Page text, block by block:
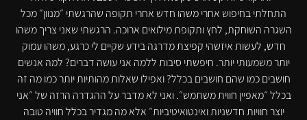
התחלתי בחיפוש אחרי משהו חדש אחרי תקופה שהרגשתי ״מנוון״ מכל
השגרה השוחקת, לחץ ותקופת מילואים ארוכה. הרגשתי שאני צריך משהו
חדש, לעשות איזשהי קפיצת מדרגה בידע שקיים לי כרגע, משהו עמוק
יותר משמעותי יותר. חיפשתי סיבות ללמה אני עושה דברים? למה אנשים
חושבים כמו שהם חושבים בכלל? ואפילו שאלות מהותיות יותר כמו מה זה
בכלל ״מאפיין חווית משתמש״. ואני לא מדבר על ההגדרה הרזה של ״אני
יוצר חוויות חדשניות ואינטואיטיביות״ אלא מה מגדיר בכלל חוויה טובה